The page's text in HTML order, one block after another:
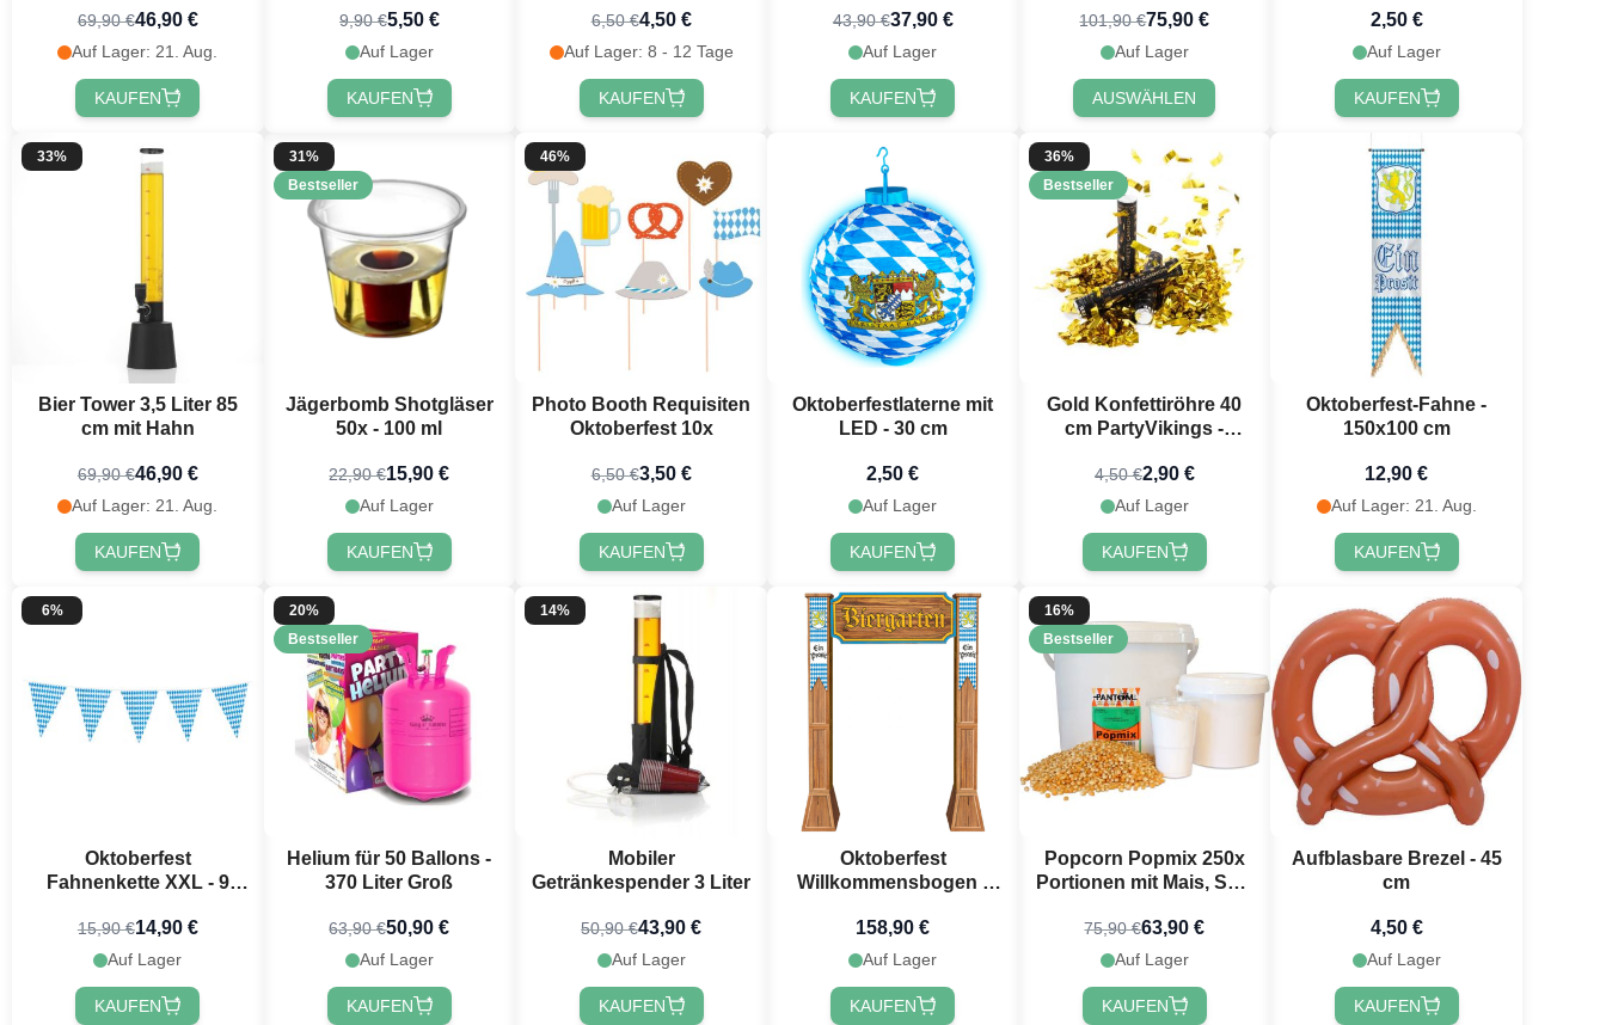
69,90 €46,90 €
Auf Lager: 21. Aug.
KAUFEN
9,90 €5,50 €
Auf Lager
KAUFEN
6,50 €4,50 €
Auf Lager: 8 - 12 Tage
KAUFEN
43,90 €37,90 €
Auf Lager
KAUFEN
101,90 €75,90 €
Auf Lager
AUSWÄHLEN
2,50 €
Auf Lager
KAUFEN
33%
Bier Tower 3,5 Liter 85
cm mit Hahn
69,90 €46,90 €
Auf Lager: 21. Aug.
KAUFEN
31%
Bestseller
Jägerbomb Shotgläser
50x - 100 ml
22,90 €15,90 €
Auf Lager
KAUFEN
46%
Photo Booth Requisiten
Oktoberfest 10x
6,50 €3,50 €
Auf Lager
KAUFEN
Oktoberfestlaterne mit
LED - 30 cm
2,50 €
Auf Lager
KAUFEN
36%
Bestseller
Gold Konfettiröhre 40
cm PartyVikings -
Wasserfest
4,50 €2,90 €
Auf Lager
KAUFEN
Oktoberfest-Fahne -
150x100 cm
12,90 €
Auf Lager: 21. Aug.
KAUFEN
6%
Oktoberfest
Fahnenkette XXL - 9
15,90 €14,90 €
Auf Lager
KAUFEN
20%
Bestseller
Helium für 50 Ballons -
370 Liter Groß
63,90 €50,90 €
Auf Lager
KAUFEN
14%
Mobiler
Getränkespender 3 Liter
50,90 €43,90 €
Auf Lager
KAUFEN
Oktoberfest
Willkommensbogen -
158,90 €
Auf Lager
KAUFEN
16%
Bestseller
Popcorn Popmix 250x
Portionen mit Mais, Salz
75,90 €63,90 €
Auf Lager
KAUFEN
Aufblasbare Brezel - 45
cm
4,50 €
Auf Lager
KAUFEN
Möchtest du 10 % Rabatt
erhalten? 🎁
Erhalte10 % Rabatt
auf deine nächste
Bestellung, indem du dich für unseren
festlichen Newsletter anmeldest 🎉